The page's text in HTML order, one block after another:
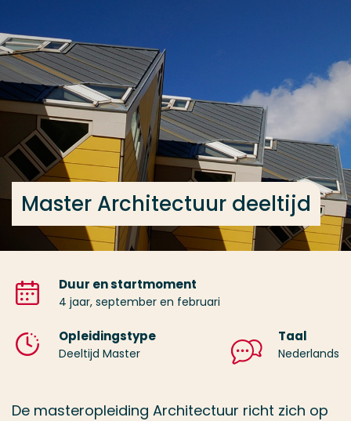
Master Architectuur deeltijd
Duur en startmoment
4 jaar, september en februari
Opleidingstype
Deeltijd Master
Taal
Nederlands
De masteropleiding Architectuur richt zich op
Veel gezocht
Opleiding
Contact